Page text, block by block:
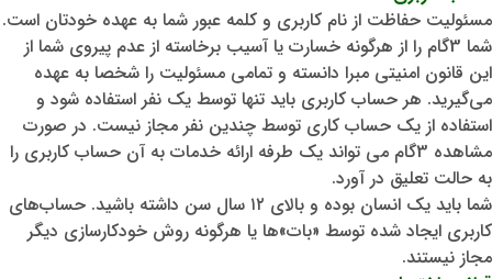
مسئولیت حفاظت از نام کاربری و کلمه عبور شما به عهده خودتان است.
شما 3گام را از هرگونه خسارت یا آسیب برخاسته از عدم پیروی شما از
این قانون امنیتی مبرا دانسته و تمامی مسئولیت را شخصا به عهده
می‌گیرید. هر حساب کاربری باید تنها توسط یک نفر استفاده شود و
استفاده از یک حساب کاری توسط چندین نفر مجاز نیست. در صورت
مشاهده 3گام می تواند یک طرفه ارائه خدمات به آن حساب کاربری را
به حالت تعلیق در آورد.
شما باید یک انسان بوده و بالای ۱۲ سال سن داشته باشید. حساب‌های
کاربری ایجاد شده توسط «بات»ها یا هرگونه روش خودکارسازی دیگر
مجاز نیستند.